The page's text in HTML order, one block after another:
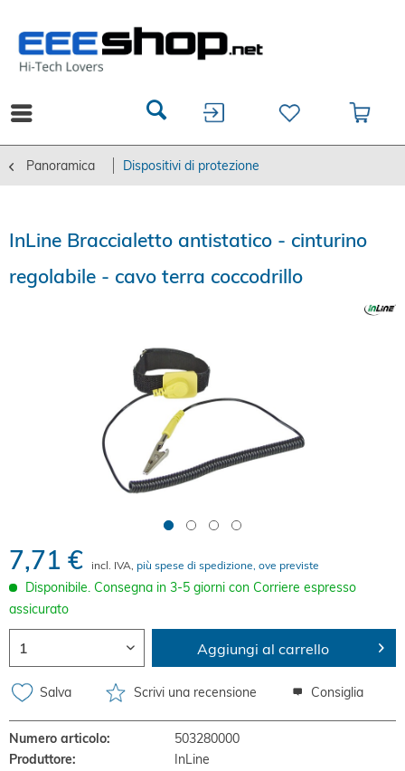
Panoramica Dispositivi di protezione
InLine Braccialetto antistatico - cinturino
regolabile - cavo terra coccodrillo
7,71 € incl. IVA, più spese di spedizione, ove previste
Disponibile. Consegna in 3-5 giorni con Corriere espresso
assicurato
Aggiungi al carrello
Salva Scrivi una recensione Consiglia
Numero articolo:
503280000
Produttore:
InLine